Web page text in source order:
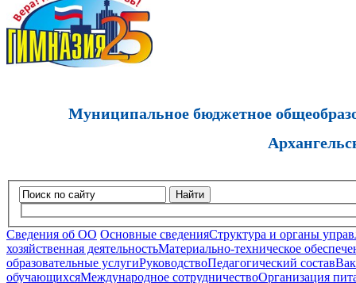
Муниципальное бюджетное
Найти
Сведения об ОО Основные сведенияСтруктура и органы
хозяйственная деятельностьМатериально-техническое
образовательные услугиРуководствоПедагогический состав
обучающихсяМеждународное сотрудничествоОрганизация